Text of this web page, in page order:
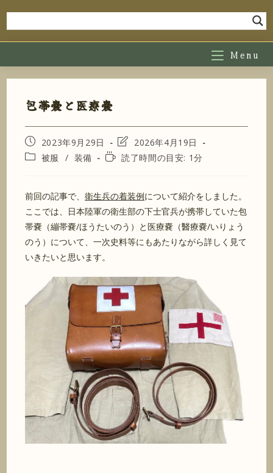
ツ
Menu
包帯嚢と医療嚢
投
稿
公
2023年9月29日
投
稿
の
変
更
日:
2026年4月19日
投
テ
ゴ
リ
ー:
被服 / 装備
読
に
か
か
る
時
間:
読了時間の目安: 1分
前回の記事で、衛生兵の着装例について紹介をしました。
ここでは、日本陸軍の衛生部の下士官兵が携帯していた包
帯嚢（繃帯嚢/ほうたいのう）と医療嚢（醫療嚢/いりょう
のう）について、一次史料等にもあたりながら詳しく見て
いきたいと思います。